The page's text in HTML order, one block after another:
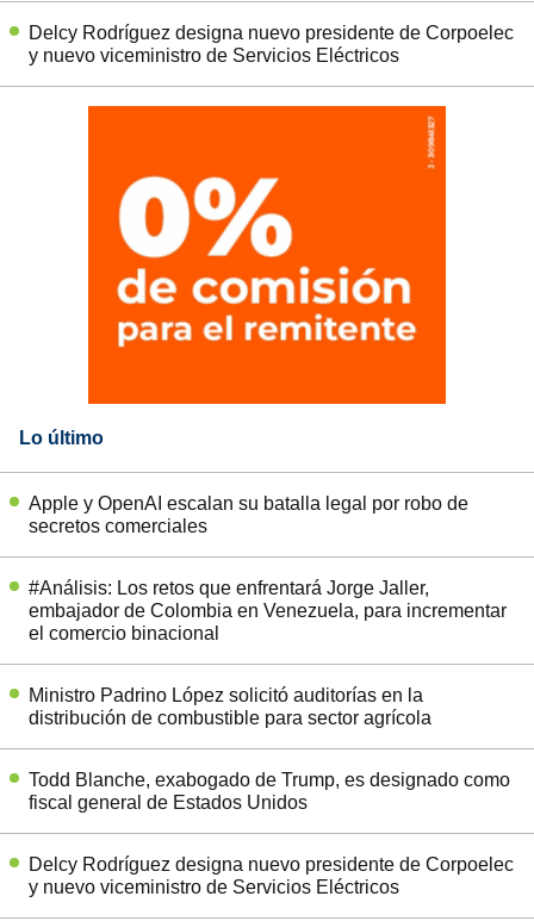
Delcy Rodríguez designa nuevo presidente de Corpoelec
y nuevo viceministro de Servicios Eléctricos
Lo último
Apple y OpenAI escalan su batalla legal por robo de
secretos comerciales
#Análisis: Los retos que enfrentará Jorge Jaller,
embajador de Colombia en Venezuela, para incrementar
el comercio binacional
Ministro Padrino López solicitó auditorías en la
distribución de combustible para sector agrícola
Todd Blanche, exabogado de Trump, es designado como
fiscal general de Estados Unidos
Delcy Rodríguez designa nuevo presidente de Corpoelec
y nuevo viceministro de Servicios Eléctricos